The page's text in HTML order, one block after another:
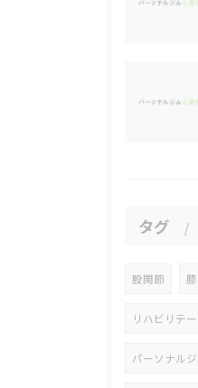
タグ
股関節 膝
リハビリテ
パーソナル